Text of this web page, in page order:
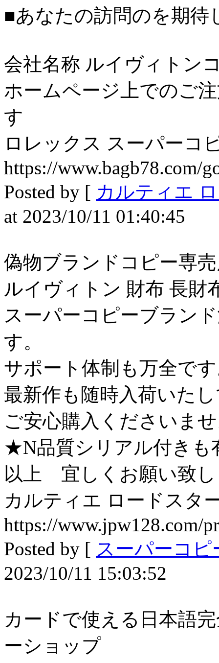
■あなたの訪問のを期
会社名称 ルイヴィトン
ホームページ上でのご
す
ロレックス スーパーコ
https://www.bagb78.com/
Posted by [ カルティエ
at 2023/10/11 01:40:45
偽物ブランドコピー専
ルイヴィトン 財布 長財
スーパーコピーブラン
す。
サポート体制も万全で
最新作も随時入荷いた
ご安心購入くださいま
★N品質シリアル付き
以上 宜しくお願い致し
カルティエ ロードスタ
https://www.jpw128.com/
Posted by [ スーパーコピ
2023/10/11 15:03:52
カードで使える日本語
ーショップ